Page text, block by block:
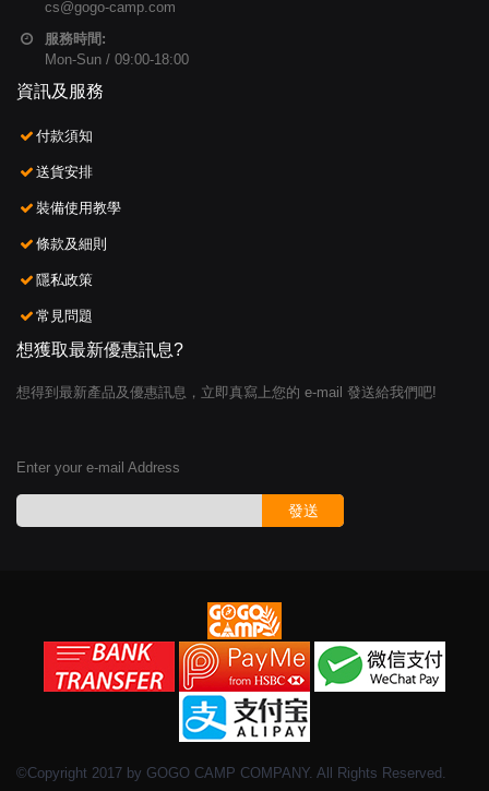
cs@gogo-camp.com
服務時間:
Mon-Sun / 09:00-18:00
資訊及服務
付款須知
送貨安排
裝備使用教學
條款及細則
隱私政策
常見問題
想獲取最新優惠訊息?
想得到最新產品及優惠訊息，立即真寫上您的 e-mail 發送給我們吧!
Enter your e-mail Address
發送
©Copyright 2017 by GOGO CAMP COMPANY. All Rights Reserved.